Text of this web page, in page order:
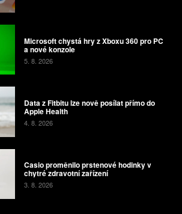
Microsoft chystá hry z Xboxu 360 pro PC
a nové konzole
5. 8. 2026
Data z Fitbitu lze nově posílat přímo do
Apple Health
4. 8. 2026
Casio proměnilo prstenové hodinky v
chytré zdravotní zařízení
3. 8. 2026